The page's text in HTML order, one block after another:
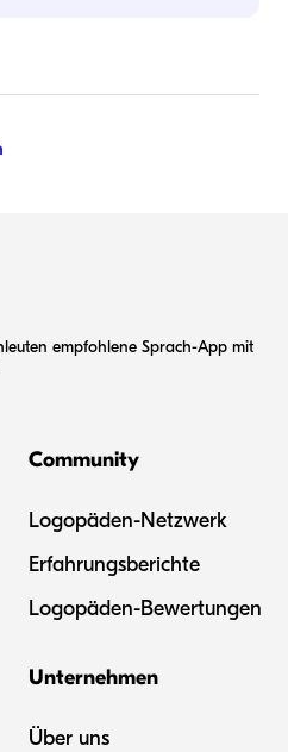
empfohlene Sprach-App mit
Community
Logopäden-Netzwerk
Erfahrungsberichte
Logopäden-Bewertungen
Unternehmen
Über uns